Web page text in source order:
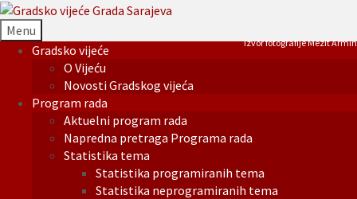
Menu
Gradsko vijeće
O Vijeću
Novosti Gradskog vijeća
Program rada
Aktuelni program rada
Napredna pretraga Programa rada
Statistika tema
Statistika programiranih tema
Statistika neprogramiranih tema
Izvor fotografije Mezit Armin